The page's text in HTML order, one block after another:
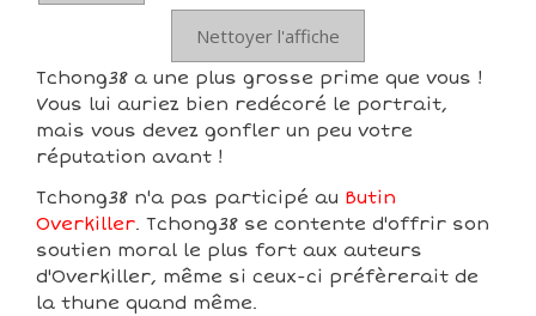
Nettoyer l'affiche
Tchong38 a une plus grosse prime que vous !
Vous lui auriez bien redécoré le portrait,
mais vous devez gonfler un peu votre
réputation avant !
Tchong38 n'a pas participé au Butin
Overkiller. Tchong38 se contente d'offrir son
soutien moral le plus fort aux auteurs
d'Overkiller, même si ceux-ci préfèrerait de
la thune quand même.